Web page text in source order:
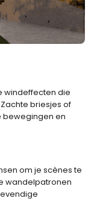
windeffecten die
briesjes of
bewegingen en
om je scènes te
wandelpatronen